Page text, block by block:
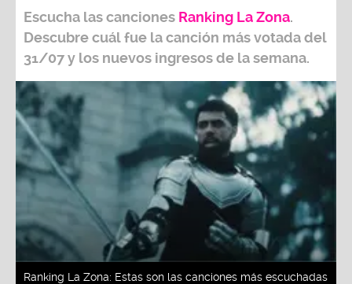
Escucha las canciones Ranking La Zona.
Descubre cuál fue la canción más votada del
31/07y los nuevos ingresos de la semana.
Ranking La Zona: Estas son las canciones más escuchadas